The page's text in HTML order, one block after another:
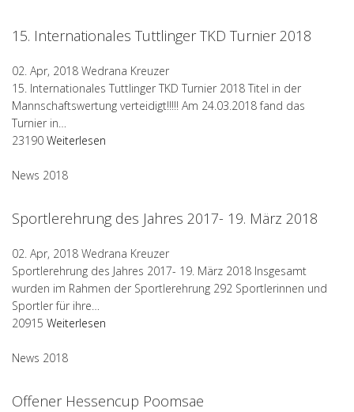
15. Internationales Tuttlinger TKD Turnier 2018
02. Apr, 2018 Wedrana Kreuzer
15. Internationales Tuttlinger TKD Turnier 2018 Titel in der
Mannschaftswertung verteidigt!!!!! Am 24.03.2018 fand das
Turnier in…
23190 Weiterlesen
News 2018
Sportlerehrung des Jahres 2017- 19. März 2018
02. Apr, 2018 Wedrana Kreuzer
Sportlerehrung des Jahres 2017- 19. März 2018 Insgesamt
wurden im Rahmen der Sportlerehrung 292 Sportlerinnen und
Sportler für ihre…
20915 Weiterlesen
News 2018
Offener Hessencup Poomsae